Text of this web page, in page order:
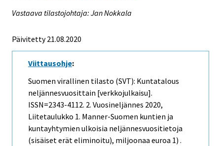
Vastaava tilastojohtaja: Jan Nokkala
Päivitetty 21.08.2020
Viittausohje:
Suomen virallinen tilasto (SVT): Kuntatalous
neljännesvuosittain [verkkojulkaisu].
ISSN=2343-4112. 2. Vuosineljännes 2020,
Liitetaulukko 1. Manner-Suomen kuntien ja
kuntayhtymien ulkoisia neljännesvuositietoja
(sisäiset erät eliminoitu), miljoonaa euroa 1) .